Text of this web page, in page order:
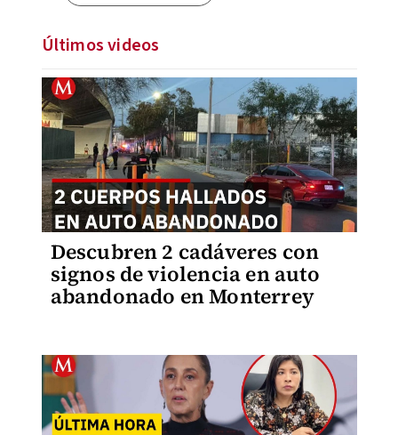
Últimos videos
Descubren 2 cadáveres con
signos de violencia en auto
abandonado en Monterrey